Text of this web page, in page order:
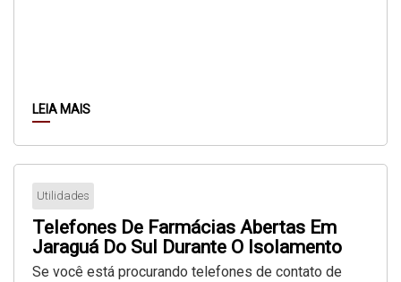
LEIA MAIS
Mar
Utilidades
Telefones De Farmácias Abertas Em
Jaraguá Do Sul Durante O Isolamento
Do Coronavirus
Se você está procurando telefones de contato de